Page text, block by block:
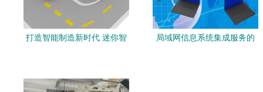
打造智能制造新时代 迷你智
局域网信息系统集成服务的